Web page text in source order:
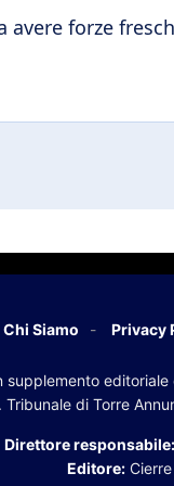
forze
Chi Siamo Privacy
supplemento editoriale
Tribunale di Torre
Direttore responsabile:
Editore: